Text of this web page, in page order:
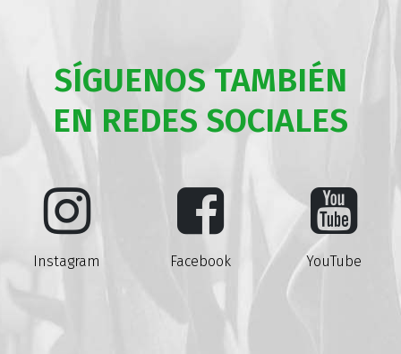
SÍGUENOS TAMBIÉN
EN REDES SOCIALES
Instagram Facebook YouTube